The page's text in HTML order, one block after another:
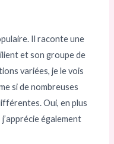
Il raconte une
et son groupe de
variées, je le vois
si de nombreuses
Oui, en plus
également